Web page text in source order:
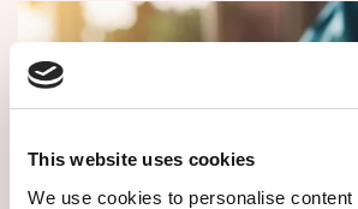
This website uses cookies
We use cookies to personalise content